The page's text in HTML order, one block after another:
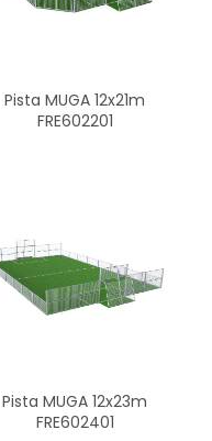
Pista MUGA 12x21m
FRE602201
Pista MUGA 12x23m
FRE602401